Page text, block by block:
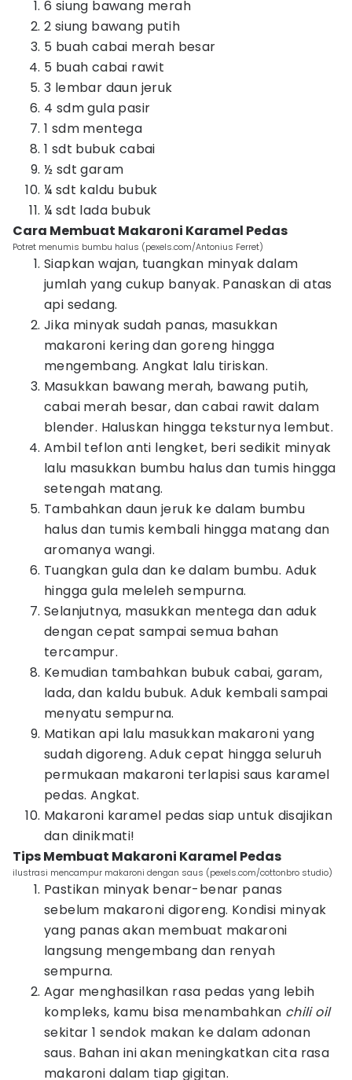
6 siung bawang merah
2 siung bawang putih
5 buah cabai merah besar
5 buah cabai rawit
3 lembar daun jeruk
4 sdm gula pasir
1 sdm mentega
1 sdt bubuk cabai
½ sdt garam
¼ sdt kaldu bubuk
¼ sdt lada bubuk
Cara Membuat Makaroni Karamel Pedas
Potret menumis bumbu halus (pexels.com/Antonius Ferret)
Siapkan wajan, tuangkan minyak dalam
jumlah yang cukup banyak. Panaskan di atas
api sedang.
Jika minyak sudah panas, masukkan
makaroni kering dan goreng hingga
mengembang. Angkat lalu tiriskan.
Masukkan bawang merah, bawang putih,
cabai merah besar, dan cabai rawit dalam
blender. Haluskan hingga teksturnya lembut.
Ambil teflon anti lengket, beri sedikit minyak
lalu masukkan bumbu halus dan tumis hingga
setengah matang.
Tambahkan daun jeruk ke dalam bumbu
halus dan tumis kembali hingga matang dan
aromanya wangi.
Tuangkan gula dan ke dalam bumbu. Aduk
hingga gula meleleh sempurna.
Selanjutnya, masukkan mentega dan aduk
dengan cepat sampai semua bahan
tercampur.
Kemudian tambahkan bubuk cabai, garam,
lada, dan kaldu bubuk. Aduk kembali sampai
menyatu sempurna.
Matikan api lalu masukkan makaroni yang
sudah digoreng. Aduk cepat hingga seluruh
permukaan makaroni terlapisi saus karamel
pedas. Angkat.
Makaroni karamel pedas siap untuk disajikan
dan dinikmati!
Tips Membuat Makaroni Karamel Pedas
ilustrasi mencampur makaroni dengan saus (pexels.com/cottonbro studio)
Pastikan minyak benar-benar panas
sebelum makaroni digoreng. Kondisi minyak
yang panas akan membuat makaroni
langsung mengembang dan renyah
sempurna.
Agar menghasilkan rasa pedas yang lebih
kompleks, kamu bisa menambahkan chili oil
sekitar 1 sendok makan ke dalam adonan
saus. Bahan ini akan meningkatkan cita rasa
makaroni dalam tiap gigitan.